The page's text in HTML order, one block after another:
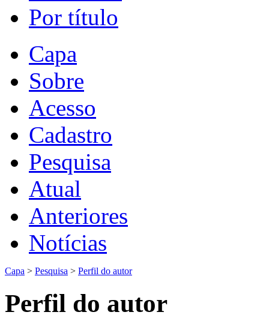
Por título
Capa
Sobre
Acesso
Cadastro
Pesquisa
Atual
Anteriores
Notícias
Capa > Pesquisa > Perfil do autor
Perfil do autor